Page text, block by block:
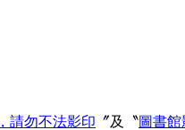
請勿不法影印 〞及〝圖書館